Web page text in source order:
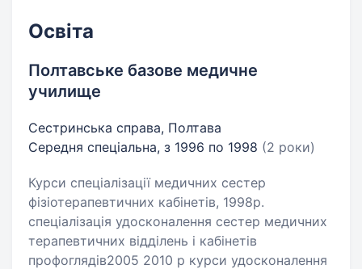
Освіта
Полтавське базове медичне
училище
Сестринська справа, Полтава
Середня спеціальна, з 1996 по 1998 (2 роки)
Курси спеціалізації медичних сестер
фізіотерапевтичних кабінетів, 1998р.
спеціалізація удосконалення сестер медичних
терапевтичних відділень і кабінетів
профоглядів2005 2010 р курси удосконалення